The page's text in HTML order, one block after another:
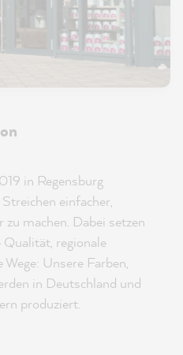
in Regensburg
einfacher,
machen. Dabei setzen
regionale
Unsere Farben,
in Deutschland und
produziert.